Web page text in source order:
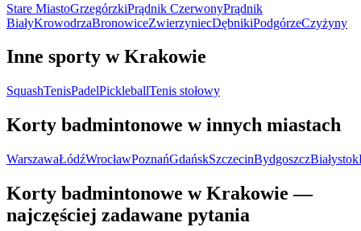
Stare MiastoGrzegórzkiPrądnik CzerwonyPrądnik
BiałyKrowodrzaBronowiceZwierzyniecDębnikiPodgórzeCzyżyny
Inne sporty w Krakowie
SquashTenisPadelPickleballTenis stołowy
Korty badmintonowe w innych miastach
WarszawaŁódźWrocławPoznańGdańskSzczecinBydgoszczBiałystok
Korty badmintonowe w Krakowie —
najczęściej zadawane pytania